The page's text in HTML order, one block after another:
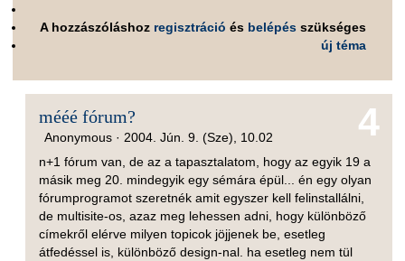
A hozzászóláshoz regisztráció és belépés szükséges
új téma
4
mééé fórum?
Anonymous · 2004. Jún. 9. (Sze), 10.02
n+1 fórum van, de az a tapasztalatom, hogy az egyik 19 a
másik meg 20. mindegyik egy sémára épül... én egy olyan
fórumprogramot szeretnék amit egyszer kell felinstallálni,
de multisite-os, azaz meg lehessen adni, hogy különböző
címekről elérve milyen topicok jöjjenek be, esetleg
átfedéssel is, különböző design-nal. ha esetleg nem tül